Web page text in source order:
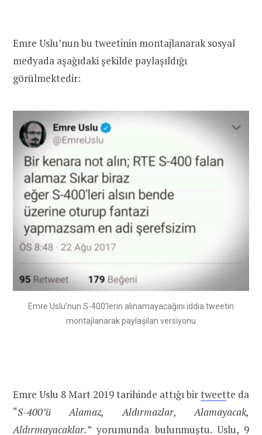
Emre Uslu’nun bu tweetinin montajlanarak sosyal
medyada aşağıdaki şekilde paylaşıldığı
görülmektedir:
Emre Uslu’nun S-400’lerin alınamayacağını iddia tweetin
montajlanarak paylaşılan versiyonu
Emre Uslu 8 Mart 2019 tarihinde attığı birtweette da
“S-400’ü Alamaz, Aldırmazlar, Alamayacak,
Aldırmayacaklar.” yorumunda bulunmuştu. Uslu, 9